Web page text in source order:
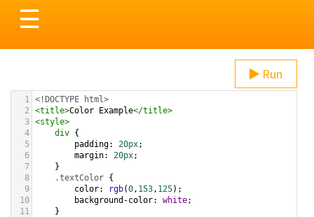
Toggle
navigation
☰
Run
1 <!DOCTYPE html>
2
<title>Color Example</title>
3 <style>
4
div {
5
padding: 20px;
6
margin: 20px;
7
}
8
.textColor {
9
color: rgb(0, 153, 125);
10
background-color: white;
11
}